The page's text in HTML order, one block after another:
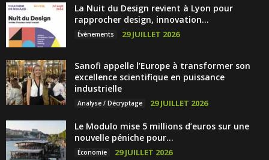
La Nuit du Design revient à Lyon pour
rapprocher design, innovation...
Évènements 29 JUILLET 2026
Sanofi appelle l’Europe à transformer son
excellence scientifique en puissance
industrielle
Analyse / Décryptage 29 JUILLET 2026
Le Modulo mise 5 millions d’euros sur une
nouvelle péniche pour...
Économie 29 JUILLET 2026